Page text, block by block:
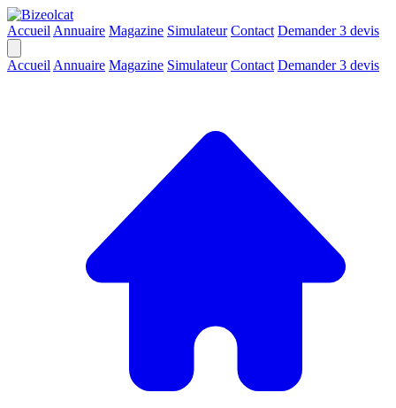
Accueil Annuaire Magazine Simulateur Contact Demander 3 devis
Accueil Annuaire Magazine Simulateur Contact Demander 3 devis